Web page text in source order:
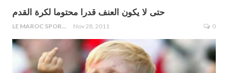
حتى لا يكون العنف قدرا محتوما لكرة القدم
LE MAROC SPORTIF Nov 28, 2011 0